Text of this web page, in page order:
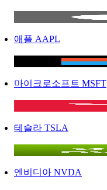
애플 AAPL
마이크로소프트 MSFT
테슬라 TSLA
엔비디아 NVDA